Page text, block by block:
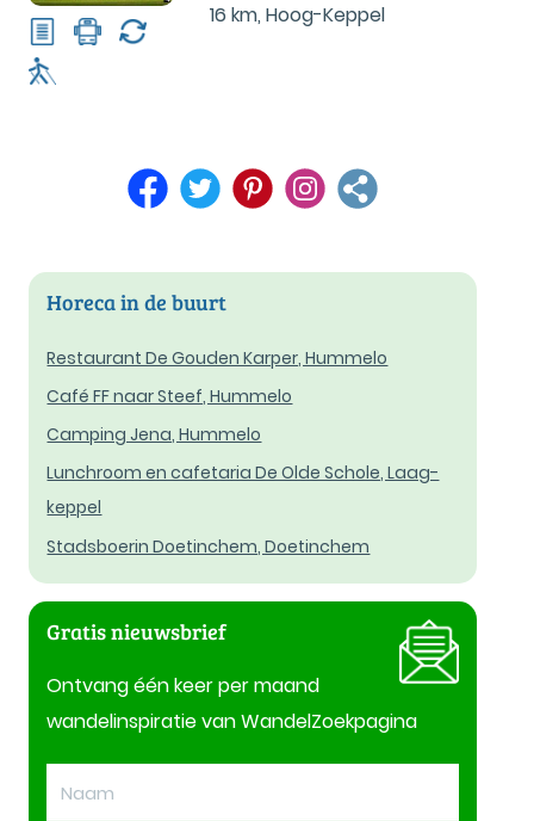
16 km,Hoog-Keppel
Horeca in de buurt
Restaurant De Gouden Karper, Hummelo
Café FF naar Steef, Hummelo
Camping Jena, Hummelo
Lunchroom en cafetaria De Olde Schole, Laag-
keppel
Stadsboerin Doetinchem, Doetinchem
Gratis nieuwsbrief
Ontvang één keer per maand
wandelinspiratie van WandelZoekpagina